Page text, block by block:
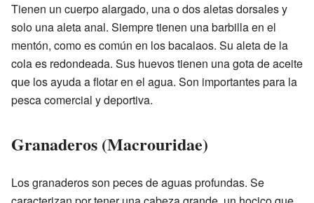
Tienen un cuerpo alargado, una o dos aletas dorsales y
solo una aleta anal. Siempre tienen una barbilla en el
mentón, como es común en los bacalaos. Su aleta de la
cola es redondeada. Sus huevos tienen una gota de aceite
que los ayuda a flotar en el agua. Son importantes para la
pesca comercial y deportiva.
Granaderos (Macrouridae)
Los granaderos son peces de aguas profundas. Se